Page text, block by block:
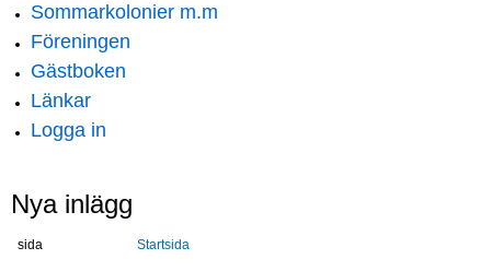
Sommarkolonier m.m
Föreningen
Gästboken
Länkar
Logga in
Nya inlägg
sida Startsida